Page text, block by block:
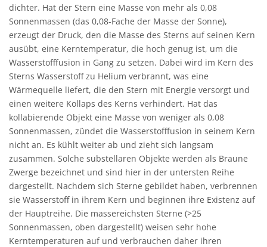
dichter. Hat der Stern eine Masse von mehr als 0,08
Sonnenmassen (das 0,08-Fache der Masse der Sonne),
erzeugt der Druck, den die Masse des Sterns auf seinen Kern
ausübt, eine Kerntemperatur, die hoch genug ist, um die
Wasserstofffusion in Gang zu setzen. Dabei wird im Kern des
Sterns Wasserstoff zu Helium verbrannt, was eine
Wärmequelle liefert, die den Stern mit Energie versorgt und
einen weitere Kollaps des Kerns verhindert. Hat das
kollabierende Objekt eine Masse von weniger als 0,08
Sonnenmassen, zündet die Wasserstofffusion in seinem Kern
nicht an. Es kühlt weiter ab und zieht sich langsam
zusammen. Solche substellaren Objekte werden als Braune
Zwerge bezeichnet und sind hier in der untersten Reihe
dargestellt. Nachdem sich Sterne gebildet haben, verbrennen
sie Wasserstoff in ihrem Kern und beginnen ihre Existenz auf
der Hauptreihe. Die massereichsten Sterne (>25
Sonnenmassen, oben dargestellt) weisen sehr hohe
Kerntemperaturen auf und verbrauchen daher ihren